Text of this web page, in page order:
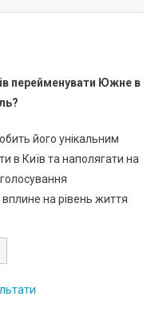
перейменувати Южне в
його унікальним
в Київ та наполягати на
на рівень життя